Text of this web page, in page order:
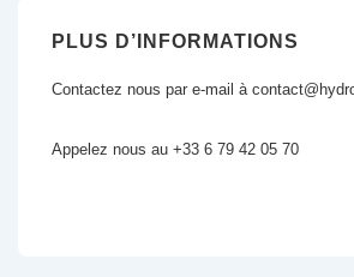
PLUS D’INFORMATIONS
Contactez nous par e-mail à
Appelez nous au +33 6 79 42 05 70